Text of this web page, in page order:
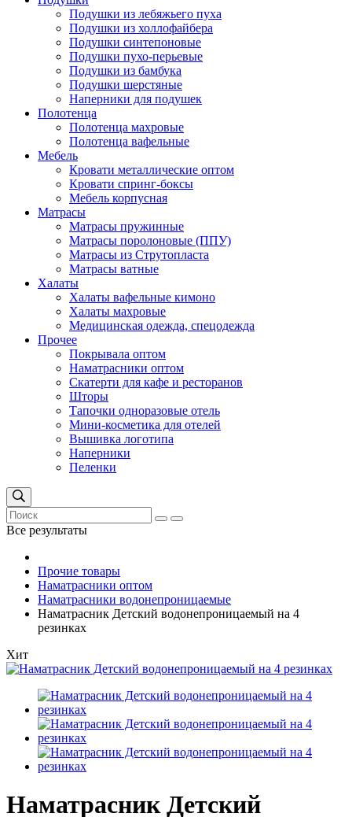
Подушки из лебяжьего пуха
Подушки из холлофайбера
Подушки синтепоновые
Подушки пухо-перьевые
Подушки из бамбука
Подушки шерстяные
Наперники для подушек
Полотенца
Полотенца махровые
Полотенца вафельные
Мебель
Кровати металлические оптом
Кровати спринг-боксы
Мебель корпусная
Матрасы
Матрасы пружинные
Матрасы поролоновые (ППУ)
Матрасы из Струтопласта
Матрасы ватные
Халаты
Халаты вафельные кимоно
Халаты махровые
Медицинская одежда, спецодежда
Прочее
Покрывала оптом
Наматрасники оптом
Скатерти для кафе и ресторанов
Шторы
Тапочки одноразовые отель
Мини-косметика для отелей
Вышивка логотипа
Наперники
Пеленки
Все результаты
Прочие товары
Наматрасники оптом
Наматрасники водонепроницаемые
Наматрасник Детский водонепроницаемый на 4
резинках
Хит
Наматрасник Детский